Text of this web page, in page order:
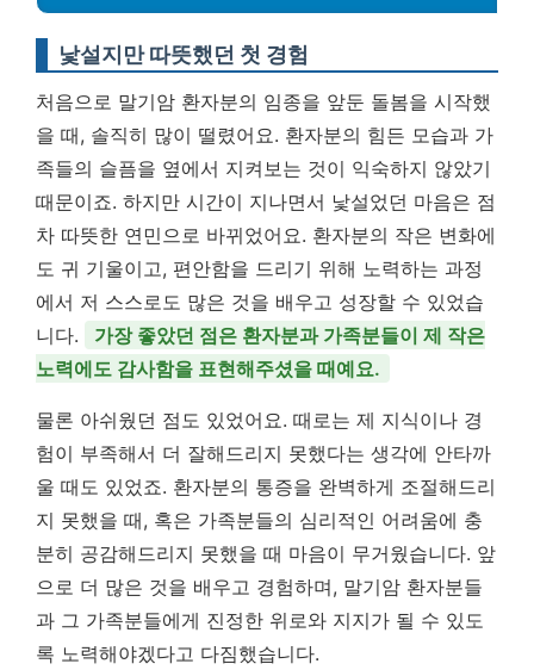
낯설지만 따뜻했던 첫 경험
처음으로 말기암 환자분의 임종을 앞둔 돌봄을 시작했
을 때, 솔직히 많이 떨렸어요. 환자분의 힘든 모습과 가
족들의 슬픔을 옆에서 지켜보는 것이 익숙하지 않았기
때문이죠. 하지만 시간이 지나면서 낯설었던 마음은 점
차 따뜻한 연민으로 바뀌었어요. 환자분의 작은 변화에
도 귀 기울이고, 편안함을 드리기 위해 노력하는 과정
에서 저 스스로도 많은 것을 배우고 성장할 수 있었습
니다.
가장 좋았던 점은 환자분과 가족분들이 제 작은
노력에도 감사함을 표현해주셨을 때예요.
물론 아쉬웠던 점도 있었어요. 때로는 제 지식이나 경
험이 부족해서 더 잘해드리지 못했다는 생각에 안타까
울 때도 있었죠. 환자분의 통증을 완벽하게 조절해드리
지 못했을 때, 혹은 가족분들의 심리적인 어려움에 충
분히 공감해드리지 못했을 때 마음이 무거웠습니다. 앞
으로 더 많은 것을 배우고 경험하며, 말기암 환자분들
과 그 가족분들에게 진정한 위로와 지지가 될 수 있도
록 노력해야겠다고 다짐했습니다.